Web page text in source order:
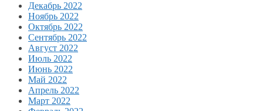
Декабрь 2022
Ноябрь 2022
Октябрь 2022
Сентябрь 2022
Август 2022
Июль 2022
Июнь 2022
Май 2022
Апрель 2022
Март 2022